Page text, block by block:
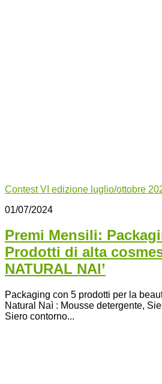
Contest VI edizione luglio/ottobre
01/07/2024
Premi Mensili:
Prodotti di alta
NATURAL NAI’
Packaging con 5 prodotti per la
Natural Naì : Mousse detergente,
Siero contorno...